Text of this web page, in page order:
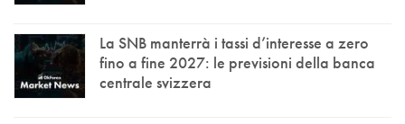
La SNB manterrà i tassi d’interesse a zero
fino a fine 2027: le previsioni della banca
centrale svizzera